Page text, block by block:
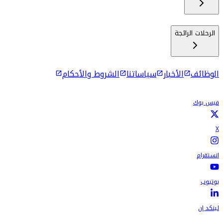
الرحلات الرائجة
الوظائف الأخبار سياساتنا الشروط والأحكام
فيس بوك
X
انستقرام
يوتيوب
لينكد إن